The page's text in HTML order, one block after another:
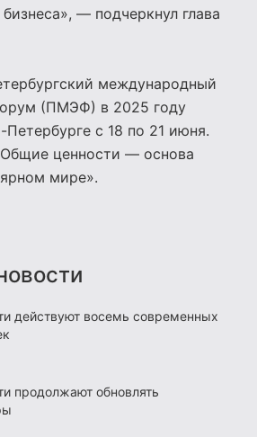
— подчеркнул глава
международный
(ПМЭФ) в 2025 году
с 18 по 21 июня.
ценности — основа
мире».
действуют восемь современных
продолжают обновлять